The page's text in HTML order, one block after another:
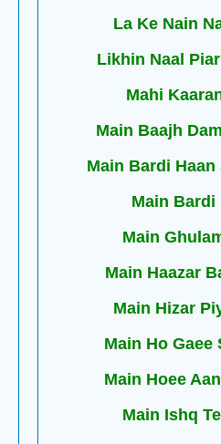
La Ke Nain
Likhin Naal
Mahi
Main Baajh
Main Bardi Haan
Main Bardi
Main
Main Haazar
Main Hizar
Main Ho Gaee
Main Hoee
Main Ishq